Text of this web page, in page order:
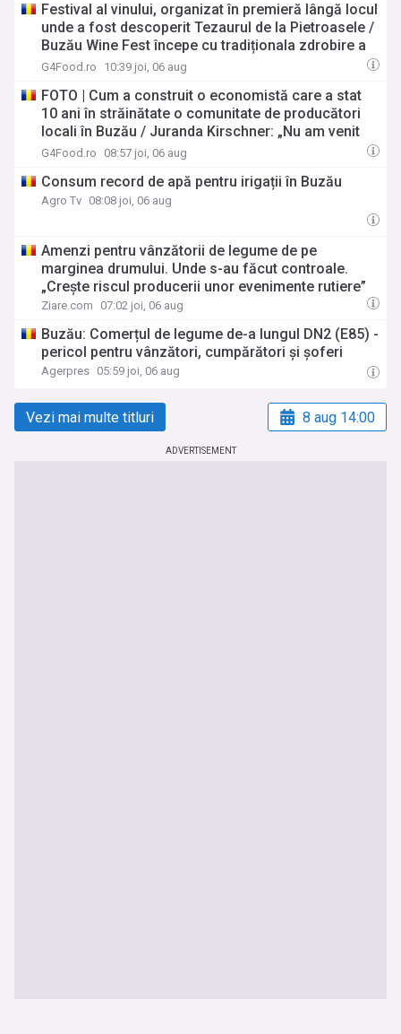
Festival al vinului, organizat în premieră lângă locul
unde a fost descoperit Tezaurul de la Pietroasele /
Buzău Wine Fest începe cu tradiționala zdrobire a
strugurilor cu picioarele goale
G4Food.ro 10:39 joi, 06 aug
FOTO | Cum a construit o economistă care a stat
10 ani în străinătate o comunitate de producători
locali în Buzău / Juranda Kirschner: „Nu am venit
cu un plan de afaceri, ci cu o convingere.
trufele din pădurile din jur, legumele din grădini”
G4Food.ro 08:57 joi, 06 aug
Consum record de apă pentru irigații în Buzău
Agro Tv 08:08 joi, 06 aug
Amenzi pentru vânzătorii de legume de pe
marginea drumului. Unde s-au făcut controale.
„Crește riscul producerii unor evenimente rutiere”
Ziare.com 07:02 joi, 06 aug
Buzău: Comerțul de legume de-a lungul DN2 (E85) -
pericol pentru vânzători, cumpărători și șoferi
Agerpres 05:59 joi, 06 aug
Vezi mai multe titluri 8 aug 14:00
ADVERTISEMENT